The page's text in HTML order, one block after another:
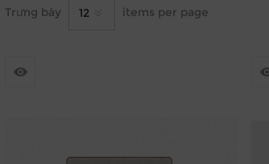
Trưng bày items per page